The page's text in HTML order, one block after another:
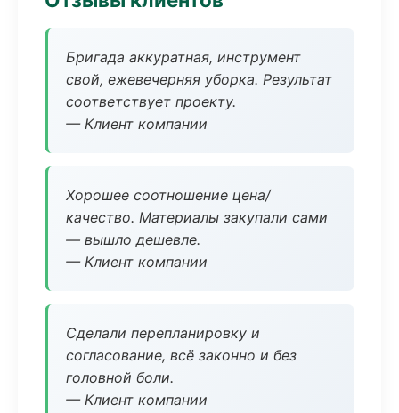
Бригада аккуратная, инструмент
свой, ежевечерняя уборка. Результат
соответствует проекту.
— Клиент компании
Хорошее соотношение цена/
качество. Материалы закупали сами
— вышло дешевле.
— Клиент компании
Сделали перепланировку и
согласование, всё законно и без
головной боли.
— Клиент компании